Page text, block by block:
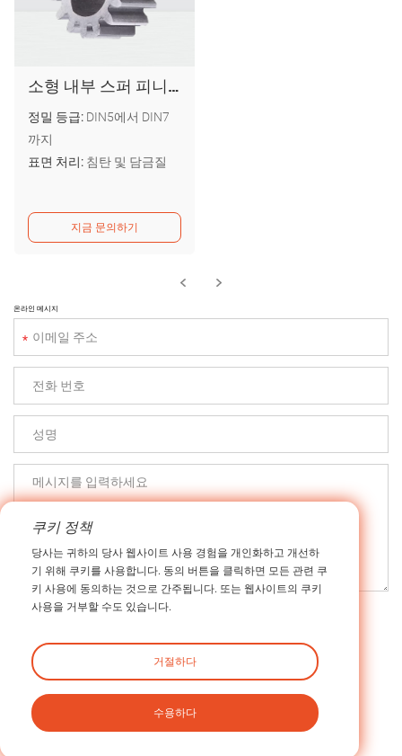
소형 내부 스퍼 피니언 플라스틱 단조 IHF
정밀 등급: DIN5에서 DIN7
까지
표면 처리: 침탄 및 담금질
지금 문의하기
온라인 메시지
*
제출
쿠키 정책
당사는 귀하의 당사 웹사이트 사용 경험을 개인화하고 개선하
기 위해 쿠키를 사용합니다. 동의 버튼을 클릭하면 모든 관련 쿠
키 사용에 동의하는 것으로 간주됩니다. 또는 웹사이트의 쿠키
사용을 거부할 수도 있습니다.
거절하다
수용하다